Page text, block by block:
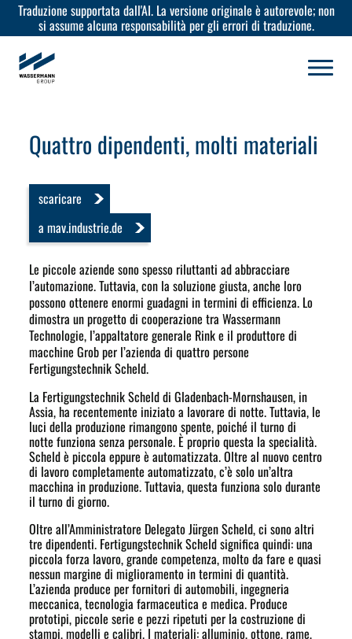
Traduzione supportata dall'AI. La versione originale è autorevole; non
si assume alcuna responsabilità per gli errori di traduzione.
Quattro dipendenti, molti materiali
scaricare
a mav.industrie.de
Le piccole aziende sono spesso riluttanti ad abbracciare
l’automazione. Tuttavia, con la soluzione giusta, anche loro
possono ottenere enormi guadagni in termini di efficienza. Lo
dimostra un progetto di cooperazione tra Wassermann
Technologie, l’appaltatore generale Rink e il produttore di
macchine Grob per l’azienda di quattro persone
Fertigungstechnik Scheld.
La Fertigungstechnik Scheld di Gladenbach-Mornshausen, in
Assia, ha recentemente iniziato a lavorare di notte. Tuttavia, le
luci della produzione rimangono spente, poiché il turno di
notte funziona senza personale. È proprio questa la specialità.
Scheld è piccola eppure è automatizzata. Oltre al nuovo centro
di lavoro completamente automatizzato, c’è solo un’altra
macchina in produzione. Tuttavia, questa funziona solo durante
il turno di giorno.
Oltre all’Amministratore Delegato Jürgen Scheld, ci sono altri
tre dipendenti. Fertigungstechnik Scheld significa quindi: una
piccola forza lavoro, grande competenza, molto da fare e quasi
nessun margine di miglioramento in termini di quantità.
L’azienda produce per fornitori di automobili, ingegneria
meccanica, tecnologia farmaceutica e medica. Produce
prototipi, piccole serie e pezzi ripetuti per la costruzione di
stampi, modelli e calibri. I materiali: alluminio, ottone, rame,